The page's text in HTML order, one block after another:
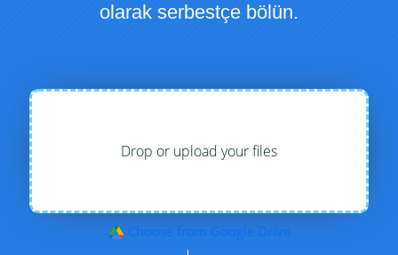
olarak serbestçe bölün.